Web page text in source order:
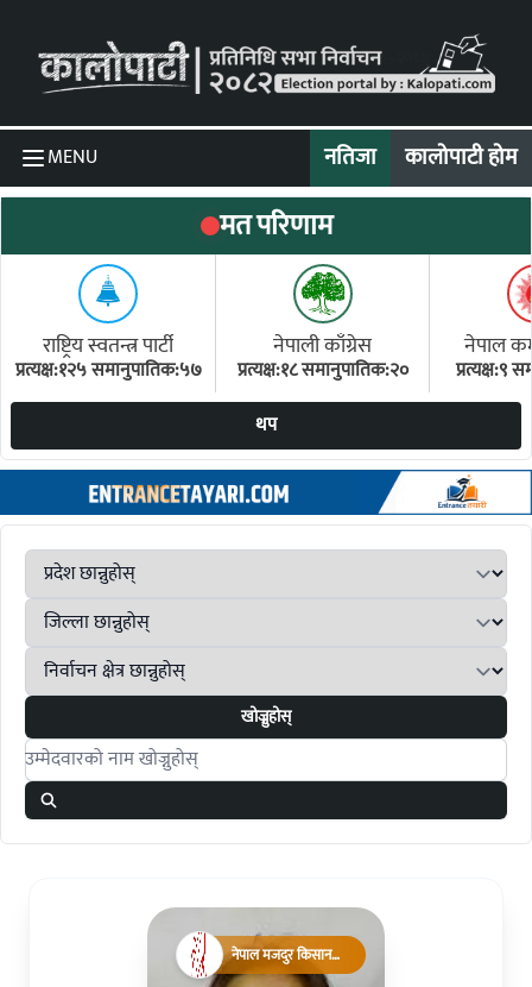
MENU नतिजा कालोपाटी होम
मत परिणाम
राष्ट्रिय स्वतन्त्र पार्टी
प्रत्यक्ष:१२५ समानुपातिक:५७
नेपाली काँग्रेस
प्रत्यक्ष:१८ समानुपातिक:२०
नेपाल
प्रत्यक्ष:९
थप
खोज्नुहोस्
Search candidates
नेपाल मजदुर किसान
पार्टी